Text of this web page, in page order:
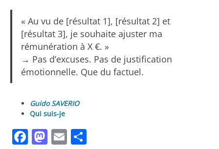
« Au vu de [résultat 1], [résultat 2] et
[résultat 3], je souhaite ajuster ma
rémunération à X €. »
→ Pas d’excuses. Pas de justification
émotionnelle. Que du factuel.
Guido SAVERIO
Qui suis-je
Facebook
Mastodon
Email